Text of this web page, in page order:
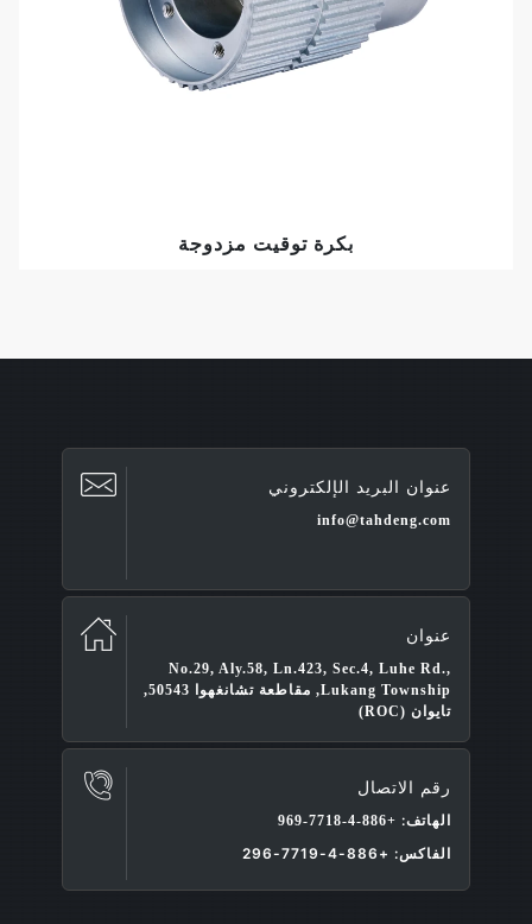
بكرة توقيت مزدوجة
عنوان البريد الإلكتروني
info@tahdeng.com
عنوان
No.29, Aly.58, Ln.423, Sec.4, Luhe Rd.,
Lukang Township, مقاطعة تشانغهوا 50543,
تايوان (ROC)
رقم الاتصال
الهاتف: +886-4-7718-969
الفاكس: +886-4-7719-296